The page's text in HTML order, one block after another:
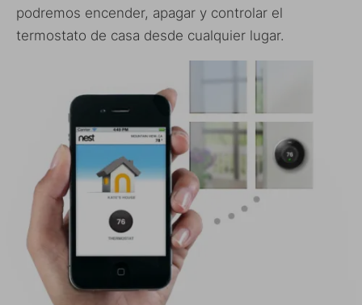
podremos encender, apagar y controlar el
termostato de casa desde cualquier lugar.